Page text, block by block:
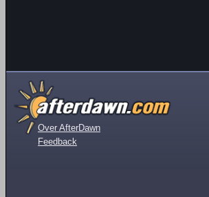
Over AfterDawn
Feedback